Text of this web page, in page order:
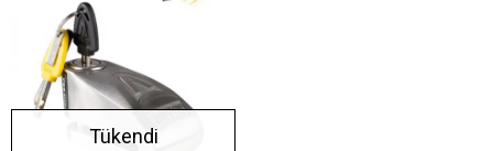
Tükendi